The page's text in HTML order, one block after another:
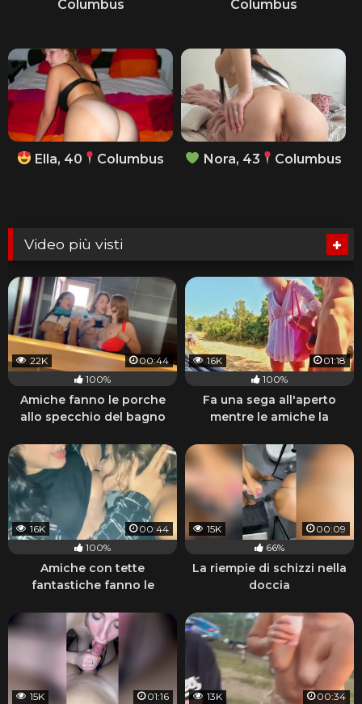
Columbus Columbus
Ella, 40 Columbus Nora, 43 Columbus
Video più visti
22K
00:44
100%
Amiche fanno le porche
allo specchio del bagno
16K
01:18
100%
Fa una sega all'aperto
mentre le amiche la
16K
00:44
100%
Amiche con tette
fantastiche fanno le
15K
00:09
66%
La riempie di schizzi nella
doccia
15K
01:16
13K
00:34